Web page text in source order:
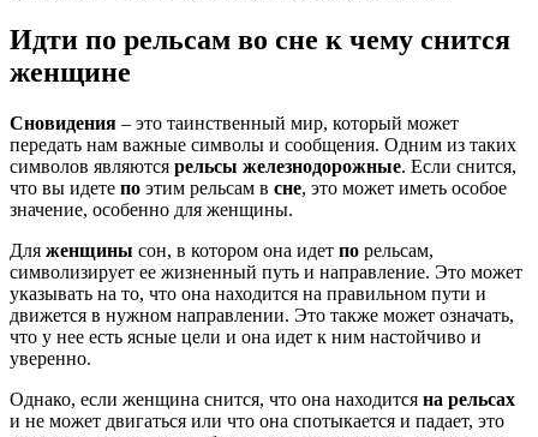
Идти по рельсам во сне к чему снится
женщине
Сновидения – это таинственный мир, который может
передать нам важные символы и сообщения. Одним из таких
символов являются рельсы железнодорожные. Если снится,
что вы идете по этим рельсам в сне, это может иметь особое
значение, особенно для женщины.
Для женщины сон, в котором она идет по рельсам,
символизирует ее жизненный путь и направление. Это может
указывать на то, что она находится на правильном пути и
движется в нужном направлении. Это также может означать,
что у нее есть ясные цели и она идет к ним настойчиво и
уверенно.
Однако, если женщина снится, что она находится на рельсах
и не может двигаться или что она спотыкается и падает, это